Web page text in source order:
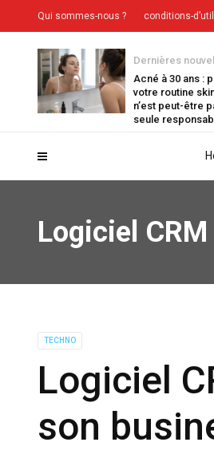
Dernières
Acné à 30 ans :
votre routine
n’est peut-être
seule
Qui sommes-nous ? conditions-
Logiciel
TECHNO
Logiciel
son